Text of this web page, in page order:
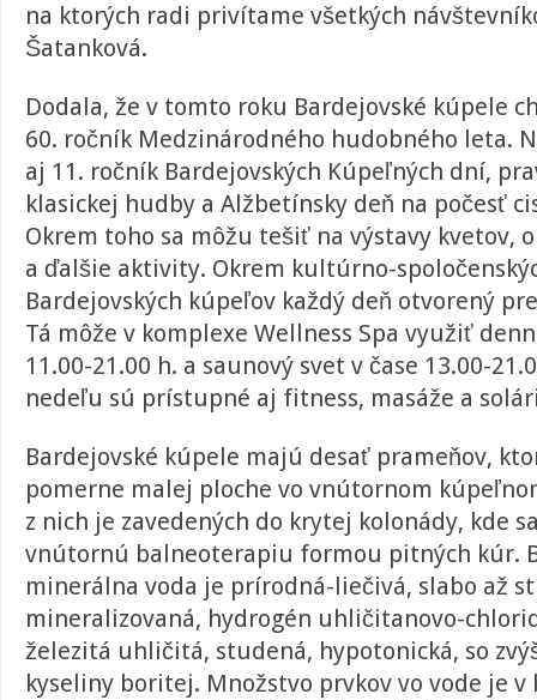
na ktorých radi privítame všetkých
Šatanková.
Dodala, že v tomto roku Bardejovské kúpele
60. ročník Medzinárodného hudobného leta.
aj 11. ročník Bardejovských Kúpeľných dní,
klasickej hudby a Alžbetínsky deň na počesť
Okrem toho sa môžu tešiť na výstavy kvetov,
a ďalšie aktivity. Okrem kultúrno-
Bardejovských kúpeľov každý deň otvorený
Tá môže v komplexe Wellness Spa využiť
11.00-21.00 h. a saunový svet v čase 13.00-
nedeľu sú prístupné aj fitness, masáže a
Bardejovské kúpele majú desať prameňov,
pomerne malej ploche vo vnútornom
z nich je zavedených do krytej kolonády, kde
vnútornú balneoterapiu formou pitných kúr.
minerálna voda je prírodná-liečivá, slabo až
mineralizovaná, hydrogén uhličitanovo-
železitá uhličitá, studená, hypotonická, so
kyseliny boritej. Množstvo prvkov vo vode je